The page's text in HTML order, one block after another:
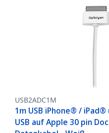
USB2ADC1M
1m USB iPhone® /
USB auf Apple 30 pin